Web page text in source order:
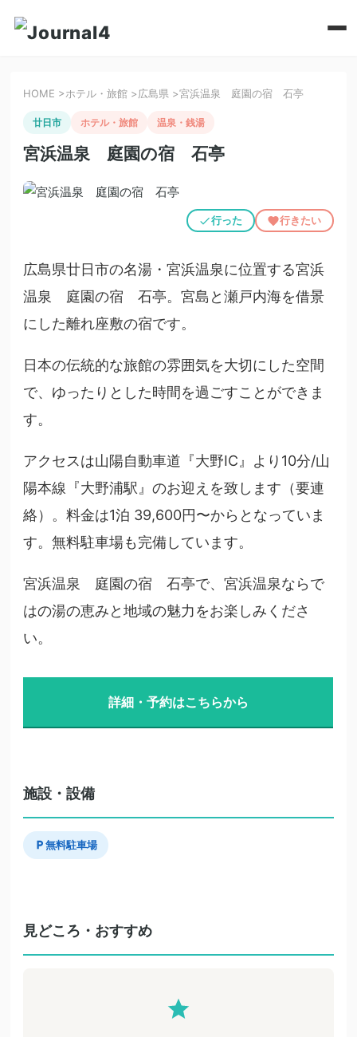
HOME >ホテル・旅館 >広島県 >宮浜温泉 庭園の宿 石亭
廿日市 ホテル・旅館 温泉・銭湯
宮浜温泉 庭園の宿 石亭
行った 行きたい
広島県廿日市の名湯・宮浜温泉に位置する宮浜
温泉 庭園の宿 石亭。宮島と瀬戸内海を借景
にした離れ座敷の宿です。
日本の伝統的な旅館の雰囲気を大切にした空間
で、ゆったりとした時間を過ごすことができま
す。
アクセスは山陽自動車道『大野IC』より10分/山
陽本線『大野浦駅』のお迎えを致します（要連
絡）。料金は1泊 39,600円〜からとなっていま
す。無料駐車場も完備しています。
宮浜温泉 庭園の宿 石亭で、宮浜温泉ならで
はの湯の恵みと地域の魅力をお楽しみくださ
い。
詳細・予約はこちらから
施設・設備
無料駐車場
見どころ・おすすめ